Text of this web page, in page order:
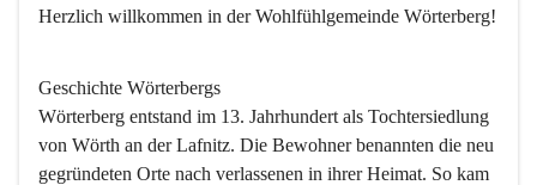
Herzlich willkommen in der Wohlfühlgemeinde Wörterberg!
Geschichte Wörterbergs
Wörterberg entstand im 13. Jahrhundert als Tochtersiedlung
von Wörth an der Lafnitz. Die Bewohner benannten die neu
gegründeten Orte nach verlassenen in ihrer Heimat. So kam